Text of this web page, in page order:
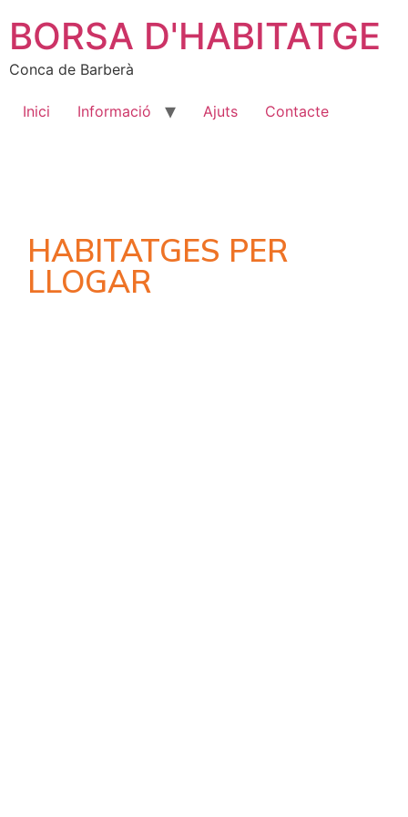
BORSA D'HABITATGE
Conca de Barberà
Inici Informació Ajuts Contacte
HABITATGES PER
LLOGAR